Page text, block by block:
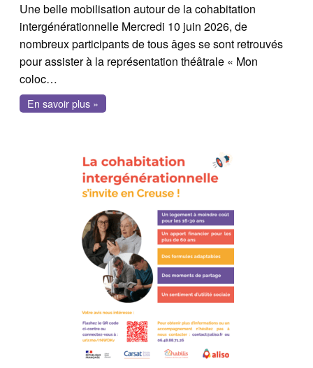
Une belle mobilisation autour de la cohabitation
intergénérationnelle Mercredi 10 juin 2026, de
nombreux participants de tous âges se sont retrouvés
pour assister à la représentation théâtrale « Mon
coloc…
En savoir plus »